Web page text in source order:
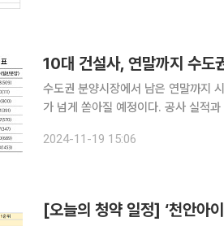
10대 건설사, 연말까지 수
수도권 분양시장에서 남은 연말까지
가 넘게 쏟아질 예정이다. 공사 실적
까지 수도권에 9299가구(10대 건설
2024-11-19 15:06
[오늘의 청약 일정] ‘천안아